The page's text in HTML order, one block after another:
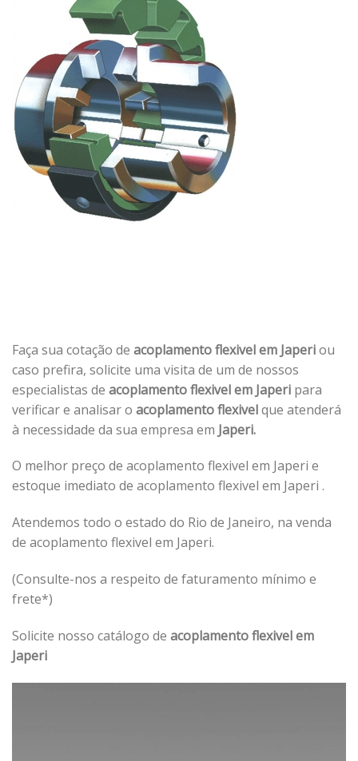
Faça sua cotação de acoplamento flexivel em Japeriou
caso prefira, solicite uma visita de um de nossos
especialistas de acoplamento flexivel em Japeri para
verificar e analisar o acoplamento flexivelque atenderá
à necessidade da sua empresa em Japeri.
O melhor preço de acoplamento flexivel em Japeri e
estoque imediato de acoplamento flexivel em Japeri .
Atendemos todo o estado do Rio de Janeiro, na venda
de acoplamento flexivel em Japeri.
(Consulte-nos a respeito de faturamento mínimo e
frete*)
Solicite nosso catálogo de acoplamento flexivel em
Japeri